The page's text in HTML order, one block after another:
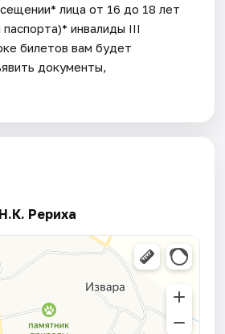
лица от 16 до 18 лет
инвалиды III
билетов вам будет
документы,
Рериха